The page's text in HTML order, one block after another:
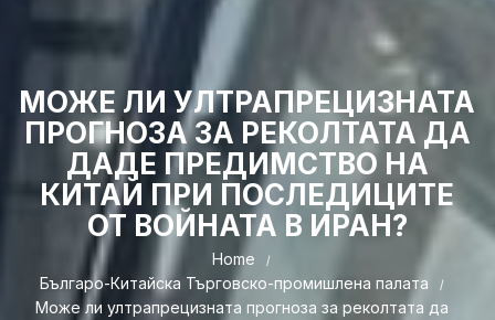
МОЖЕ ЛИ УЛТРАПРЕЦИЗНАТА
ПРОГНОЗА ЗА РЕКОЛТАТА ДА
ДАДЕ ПРЕДИМСТВО НА
КИТАЙ ПРИ ПОСЛЕДИЦИТЕ
ОТ ВОЙНАТА В ИРАН?
Home
Българо-Китайска Търговско-промишлена палaта
Може ли ултрапрецизната прогноза за реколтата да